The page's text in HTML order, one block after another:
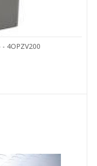
- 4OPZV200